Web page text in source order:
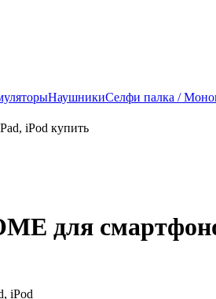
НаушникиСелфи палка /
для
iPod